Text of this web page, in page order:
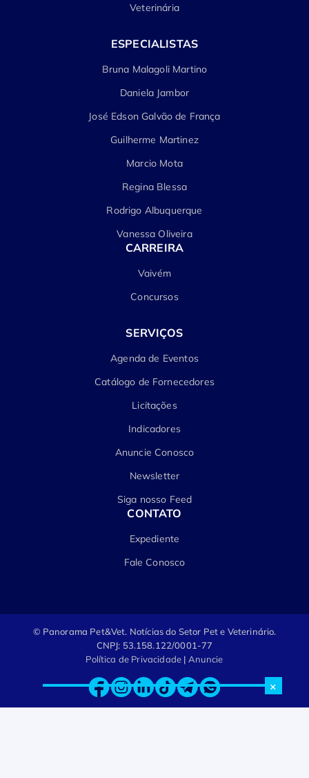
×
Veterinária
ESPECIALISTAS
Bruna Malagoli Martino
Daniela Jambor
José Edson Galvão de França
Guilherme Martinez
Marcio Mota
Regina Blessa
Rodrigo Albuquerque
Vanessa Oliveira
CARREIRA
Vaivém
Concursos
SERVIÇOS
Agenda de Eventos
Catálogo de Fornecedores
Licitações
Indicadores
Anuncie Conosco
Newsletter
Siga nosso Feed
CONTATO
Expediente
Fale Conosco
© Panorama Pet&Vet. Notícias do Setor Pet e Veterinário.
CNPJ: 53.158.122/0001-77
Política de Privacidade | Anuncie